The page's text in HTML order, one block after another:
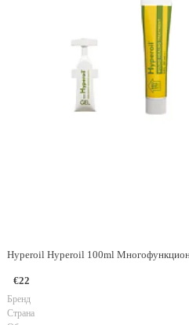
Hyperoil Hyperoil 100ml
€22
Бренд
Страна